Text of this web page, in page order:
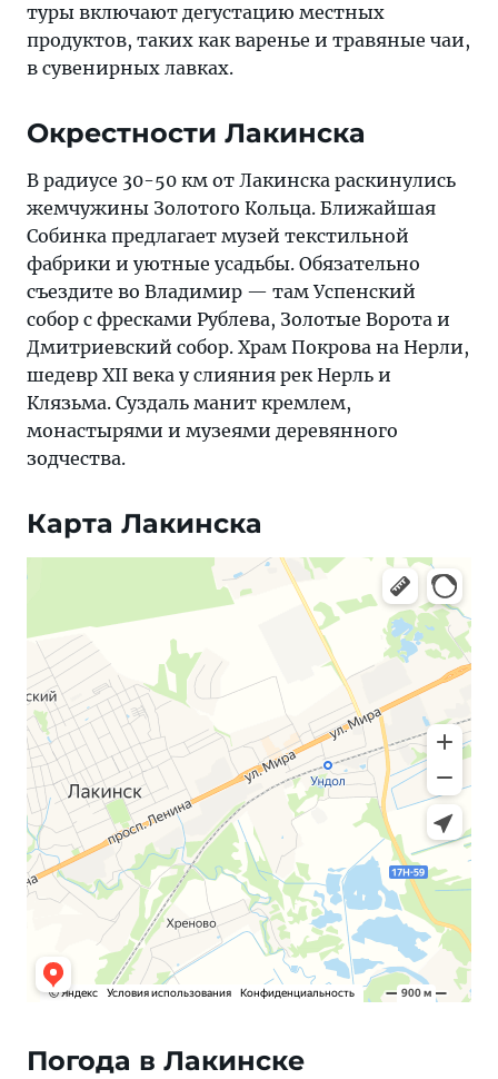
туры включают дегустацию местных
продуктов, таких как варенье и травяные чаи,
в сувенирных лавках.
Окрестности Лакинска
В радиусе 30-50 км от Лакинска раскинулись
жемчужины Золотого Кольца. Ближайшая
Собинка предлагает музей текстильной
фабрики и уютные усадьбы. Обязательно
съездите во Владимир — там Успенский
собор с фресками Рублева, Золотые Ворота и
Дмитриевский собор. Храм Покрова на Нерли,
шедевр XII века у слияния рек Нерль и
Клязьма. Суздаль манит кремлем,
монастырями и музеями деревянного
зодчества.
Карта Лакинска
Яндекс Карты — транспорт, навигация, поиск мест
Погода в Лакинске